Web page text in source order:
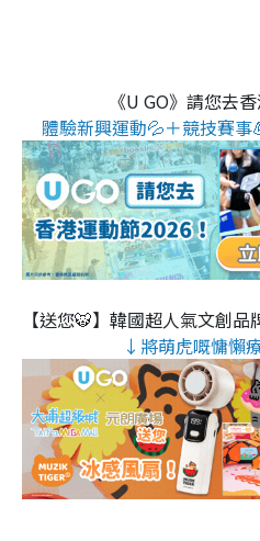
《U GO》請您去
體驗新興運動💦＋競技賽
【送您🐯】韓國超人氣文創品
↓將萌虎嘅慵懶